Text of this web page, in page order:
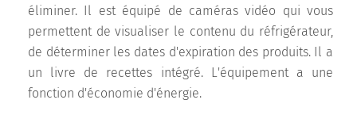
éliminer. Il est équipé de caméras vidéo qui vous
permettent de visualiser le contenu du réfrigérateur,
de déterminer les dates d'expiration des produits. Il a
un livre de recettes intégré. L'équipement a une
fonction d'économie d'énergie.